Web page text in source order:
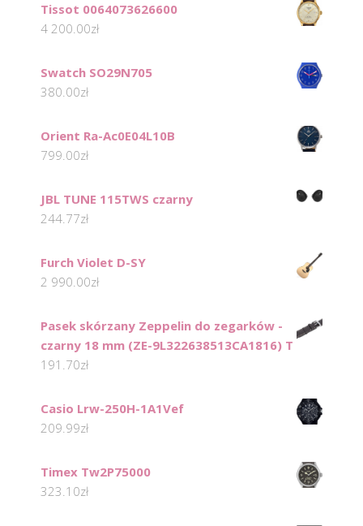
Tissot 0064073626600
4 200.00zł
Swatch SO29N705
380.00zł
Orient Ra-Ac0E04L10B
799.00zł
JBL TUNE 115TWS czarny
244.77zł
Furch Violet D-SY
2 990.00zł
Pasek skórzany Zeppelin do zegarków -
czarny 18 mm (ZE-9L322638513CA1816) T
191.70zł
Casio Lrw-250H-1A1Vef
209.99zł
Timex Tw2P75000
323.10zł